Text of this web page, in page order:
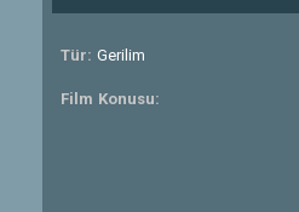
Tür: Gerilim
Film Konusu: